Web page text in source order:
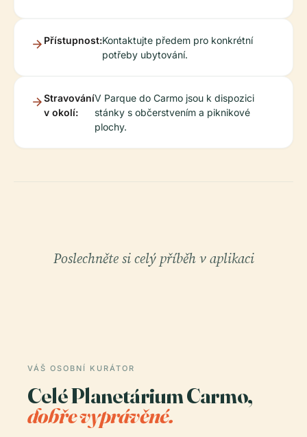
Přístupnost:Kontaktujte předem pro konkrétní
potřeby ubytování.
Stravování
v okolí:
V Parque do Carmo jsou k dispozici
stánky s občerstvením a piknikové
plochy.
Poslechněte si celý příběh v aplikaci
VÁŠ OSOBNÍ KURÁTOR
Celé Planetárium Carmo,
dobře vyprávěné.